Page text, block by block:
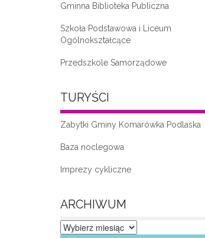
„Moda na seniora – klub seniora w
Gminna Biblioteka Publiczna
Szkoła Podstawowa i Liceum
Ogólnokształcące
Przedszkole Samorządowe
TURYŚCI
Zabytki Gminy Komarówka Podlaska
Baza noclegowa
Imprezy cykliczne
ARCHIWUM
Archiwum